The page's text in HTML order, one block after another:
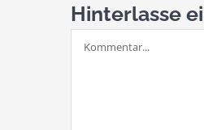
Hinterlasse